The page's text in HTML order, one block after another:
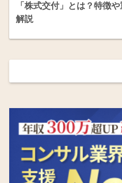
「株式交付」とは？特徴
解説